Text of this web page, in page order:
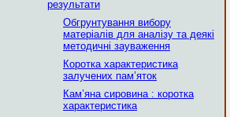
результати
Обгрунтування вибору
матеріалів для аналізу та деякі
методичні зауваження
Коротка характеристика
залучених пам’яток
Кам’яна сировина : коротка
характеристика